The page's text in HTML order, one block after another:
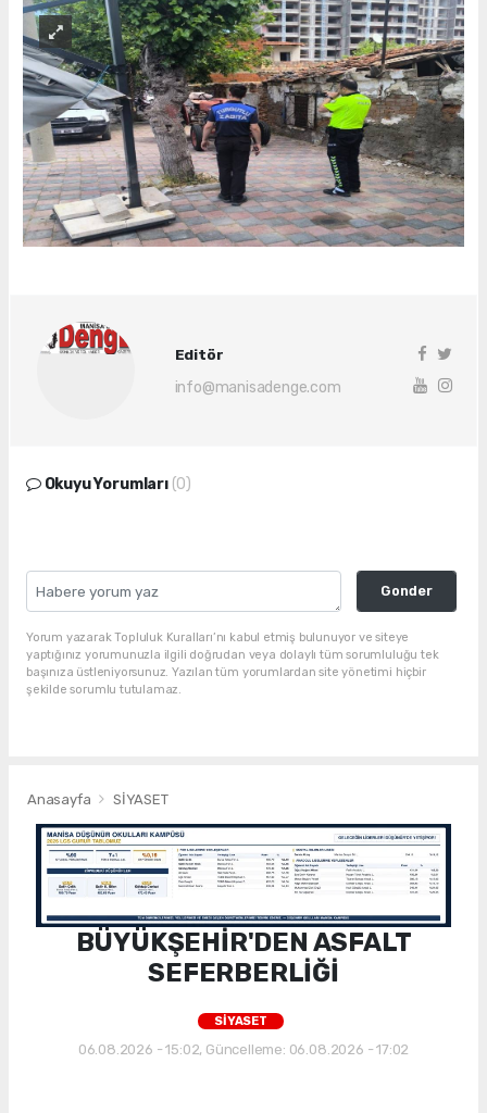
Editör
info@manisadenge.com
Okuyu Yorumları (0)
Gonder
Yorum yazarak Topluluk Kuralları’nı kabul etmiş bulunuyor ve siteye
yaptığınız yorumunuzla ilgili doğrudan veya dolaylı tüm sorumluluğu tek
başınıza üstleniyorsunuz. Yazılan tüm yorumlardan site yönetimi hiçbir
şekilde sorumlu tutulamaz.
Anasayfa SİYASET
BÜYÜKŞEHİR'DEN ASFALT
SEFERBERLİĞİ
SİYASET
06.08.2026 - 15:02, Güncelleme: 06.08.2026 - 17:02